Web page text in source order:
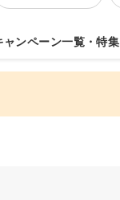
ャンペーン一覧・特集